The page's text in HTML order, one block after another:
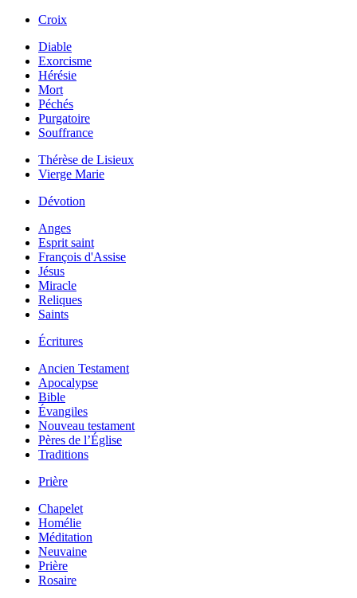
Croix
Diable
Exorcisme
Hérésie
Mort
Péchés
Purgatoire
Souffrance
Thérèse de Lisieux
Vierge Marie
Dévotion
Anges
Esprit saint
François d'Assise
Jésus
Miracle
Reliques
Saints
Écritures
Ancien Testament
Apocalypse
Bible
Évangiles
Nouveau testament
Pères de l’Église
Traditions
Prière
Chapelet
Homélie
Méditation
Neuvaine
Prière
Rosaire